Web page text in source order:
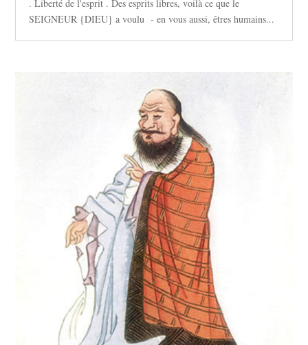
. Liberté de l'esprit . Des esprits libres, voilà ce que le
SEIGNEUR {DIEU} a voulu - en vous aussi, êtres humains...